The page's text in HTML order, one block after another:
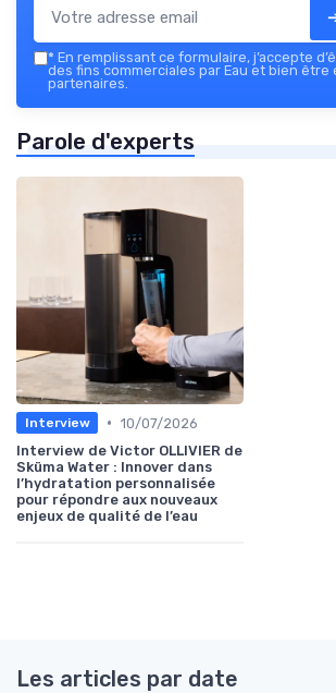
* En remplissant ce formulaire, j’accepte
des fins commerciales par Eau et bien être
partenaires.
Parole d'experts
Interview • 10/07/2026
Interview de Victor OLLIVIER de
Sküma Water : Innover dans
l’hydratation personnalisée
pour répondre aux nouveaux
enjeux de qualité de l’eau
Les articles par date